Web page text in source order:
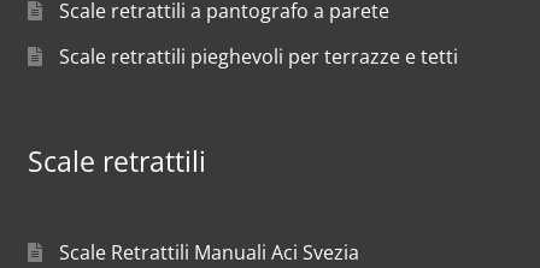
Scale retrattili a pantografo a parete
Scale retrattili pieghevoli per terrazze e tetti
Scale retrattili
Scale Retrattili Manuali Aci Svezia